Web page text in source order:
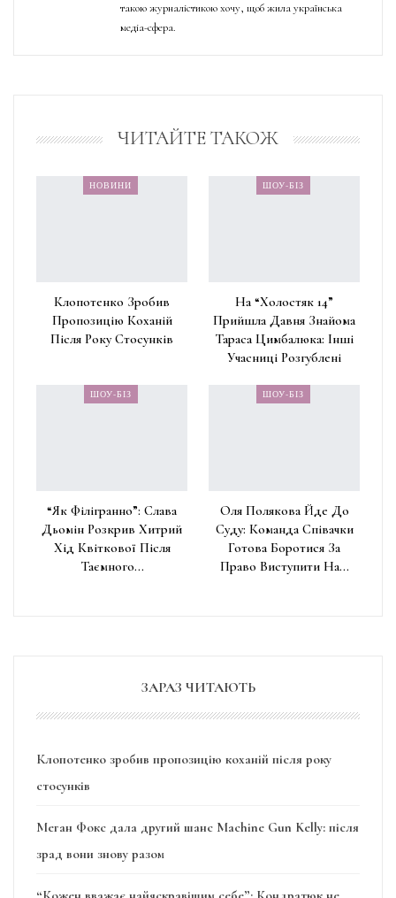
такою журналістикою хочу, щоб жила українська
медіа-сфера.
ЧИТАЙТЕ ТАКОЖ
НОВИНИ
Клопотенко Зробив
Пропозицію Коханій
Після Року Стосунків
ШОУ-БІЗ
На “Холостяк 14”
Прийшла Давня Знайома
Тараса Цимбалюка: Інші
Учасниці Розгублені
ШОУ-БІЗ
“Як Філігранно”: Слава
Дьомін Розкрив Хитрий
Хід Квіткової Після
Таємного…
ШОУ-БІЗ
Оля Полякова Йде До
Суду: Команда Співачки
Готова Боротися За
Право Виступити На…
ЗАРАЗ ЧИТАЮТЬ
Клопотенко зробив пропозицію коханій після року
стосунків
Меган Фокс дала другий шанс Machine Gun Kelly: після
зрад вони знову разом